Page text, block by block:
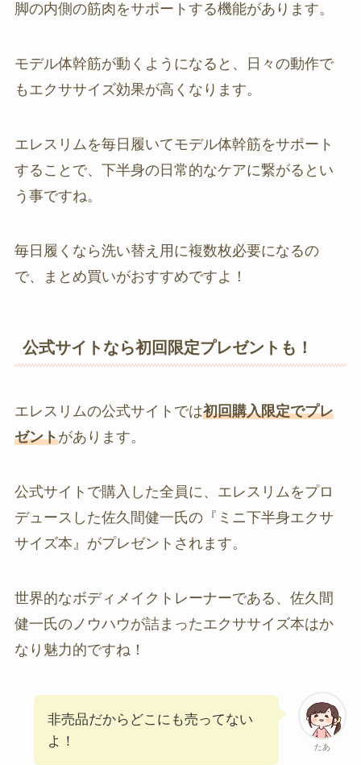
脚の内側の筋肉をサポートする機能があります。
モデル体幹筋が動くようになると、日々の動作で
もエクササイズ効果が高くなります。
エレスリムを毎日履いてモデル体幹筋をサポート
することで、下半身の日常的なケアに繋がるとい
う事ですね。
毎日履くなら洗い替え用に複数枚必要になるの
で、まとめ買いがおすすめですよ！
公式サイトなら初回限定プレゼントも！
エレスリムの公式サイトでは初回購入限定でプレ
ゼントがあります。
公式サイトで購入した全員に、エレスリムをプロ
デュースした佐久間健一氏の『ミニ下半身エクサ
サイズ本』がプレゼントされます。
世界的なボディメイクトレーナーである、佐久間
健一氏のノウハウが詰まったエクササイズ本はか
なり魅力的ですね！
たあ
非売品だからどこにも売ってない
よ！